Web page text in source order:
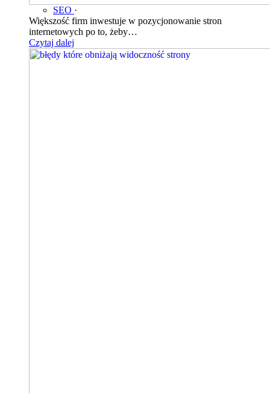
SEO ·
Większość firm inwestuje w pozycjonowanie stron
internetowych po to, żeby…
Czytaj dalej